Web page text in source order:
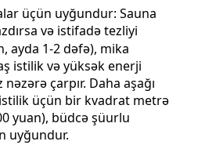
üçün uyğundur: Sauna
və istifadə tezliyi
ayda 1-2 dəfə), mika
istilik və yüksək enerji
çarpır. Daha aşağı
üçün bir kvadrat metrə
yuan), büdcə şüurlu
uyğundur.